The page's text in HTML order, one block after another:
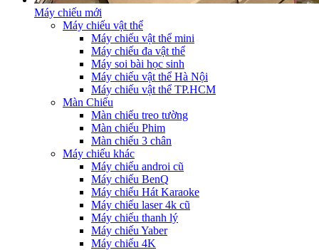
Máy chiếu mới
Máy chiếu vật thể
Máy chiếu vật thể mini
Máy chiếu đa vật thể
Máy soi bài học sinh
Máy chiếu vật thể Hà Nội
Máy chiếu vật thể TP.HCM
Màn Chiếu
Màn chiếu treo tường
Màn chiếu Phim
Màn chiếu 3 chân
Máy chiếu khác
Máy chiếu androi cũ
Máy chiếu BenQ
Máy chiếu Hát Karaoke
Máy chiếu laser 4k cũ
Máy chiếu thanh lý
Máy chiếu Yaber
Máy chiếu 4K